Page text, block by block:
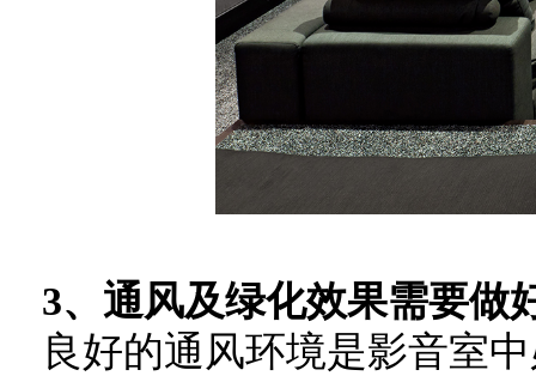
3、通风及绿化效果需要做
良好的通风环境是影音室